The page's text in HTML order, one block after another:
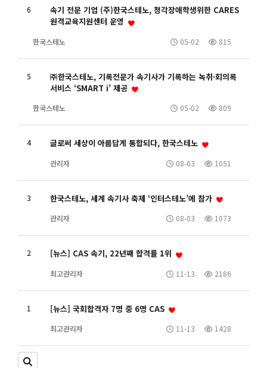
6
속기 전문 기업 (주)한국스테노, 청각장애학생위한 CARES
원격교육지원센터 운영
한국스테노 815
05-02
5
㈜한국스테노, 기록전문가 속기사가 기록하는 녹취·회의록
서비스 ‘SMART i’ 제공
한국스테노 809
05-02
4 글로써 세상이 아름답게 통합되다, 한국스테노
관리자 1051
08-03
3 한국스테노, 세계 속기사 축제 ‘인터스테노’에 참가
관리자 1073
08-03
2 [뉴스] CAS 속기, 22년째 합격률 1위
최고관리자 2186
11-13
1 [뉴스] 국회합격자 7명 중 6명 CAS
최고관리자 1428
11-13